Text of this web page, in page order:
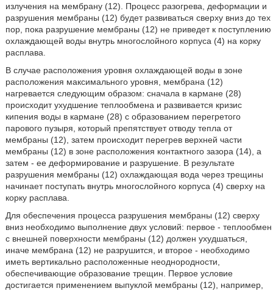
излучения на мембрану (12). Процесс разогрева, деформации и
разрушения мембраны (12) будет развиваться сверху вниз до тех
пор, пока разрушение мембраны (12) не приведет к поступлению
охлаждающей воды внутрь многослойного корпуса (4) на корку
расплава.
В случае расположения уровня охлаждающей воды в зоне
расположения максимального уровня, мембрана (12)
нагревается следующим образом: сначала в кармане (28)
происходит ухудшение теплообмена и развивается кризис
кипения воды в кармане (28) с образованием перегретого
парового пузыря, который препятствует отводу тепла от
мембраны (12), затем происходит перегрев верхней части
мембраны (12) в зоне расположения контактного зазора (14), а
затем - ее деформирование и разрушение. В результате
разрушения мембраны (12) охлаждающая вода через трещины
начинает поступать внутрь многослойного корпуса (4) сверху на
корку расплава.
Для обеспечения процесса разрушения мембраны (12) сверху
вниз необходимо выполнение двух условий: первое - теплообмен
с внешней поверхности мембраны (12) должен ухудшаться,
иначе мембрана (12) не разрушится, и второе - необходимо
иметь вертикально расположенные неоднородности,
обеспечивающие образование трещин. Первое условие
достигается применением выпуклой мембраны (12), например,